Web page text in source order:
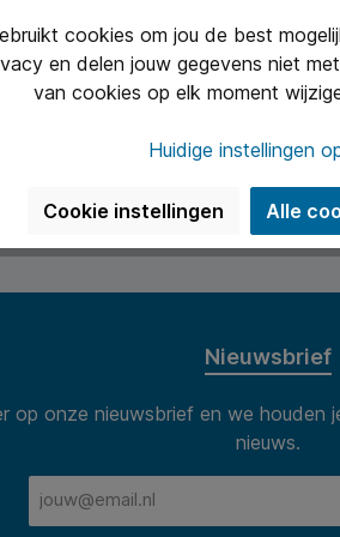
toegevoegde suikers.
lekker, voelt goed!
In de winkelmand
van 8.30 tot 17.00 te woord per
Nieuwsbrief
op onze nieuwsbrief en we houden
nieuws.
cookies om jou de best
en delen jouw gegevens niet
van cookies op elk moment
Huidige instellingen
Cookie instellingen Alle